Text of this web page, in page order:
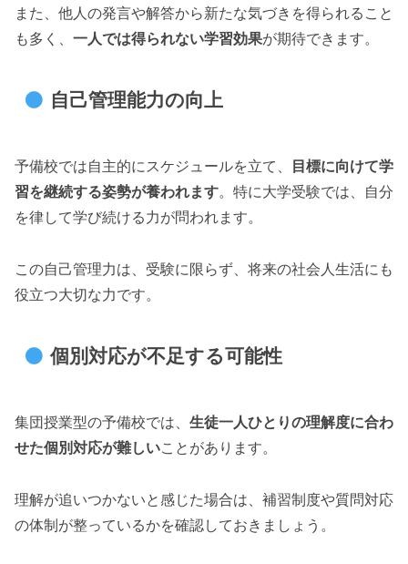
また、他人の発言や解答から新たな気づきを得られること
も多く、 一人では得られない学習効果が期待できます。
自己管理能力の向上
予備校では自主的にスケジュールを立て、 目標に向けて学
習を継続する姿勢が養われます。特に大学受験では、自分
を律して学び続ける力が問われます。
この自己管理力は、受験に限らず、将来の社会人生活にも
役立つ大切な力です。
個別対応が不足する可能性
集団授業型の予備校では、 生徒一人ひとりの理解度に合わ
せた個別対応が難しいことがあります。
理解が追いつかないと感じた場合は、補習制度や質問対応
の体制が整っているかを確認しておきましょう。